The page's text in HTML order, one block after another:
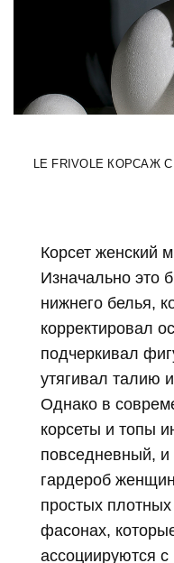
LE FRIVOLE КОРСАЖ С
Корсет женский
Изначально это
нижнего белья,
корректировал
подчеркивал
утягивал талию
Однако в
корсеты и топы
повседневный, и
гардероб
простых
фасонах,
ассоциируются